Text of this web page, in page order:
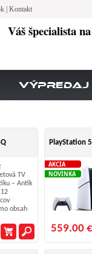
Kontakt
Váš špecialista
Výpredaj
TV
– Antik
obsah
PlayStation
AKCIA
NOVINKA
559.00 €